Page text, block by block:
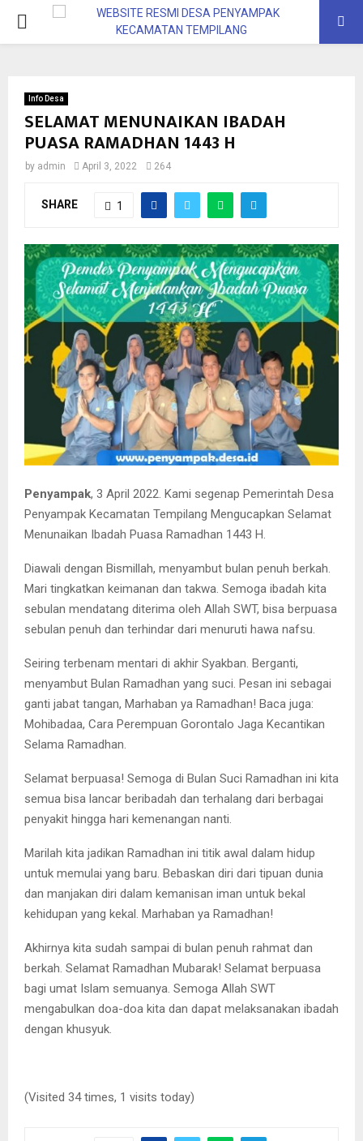
Info Desa
SELAMAT MENUNAIKAN IBADAH
PUASA RAMADHAN 1443 H
by admin April 3, 2022 264
SHARE 1
Penyampak, 3 April 2022. Kami segenap Pemerintah Desa
Penyampak Kecamatan Tempilang Mengucapkan Selamat
Menunaikan Ibadah Puasa Ramadhan 1443 H.
Diawali dengan Bismillah, menyambut bulan penuh berkah.
Mari tingkatkan keimanan dan takwa. Semoga ibadah kita
sebulan mendatang diterima oleh Allah SWT, bisa berpuasa
sebulan penuh dan terhindar dari menuruti hawa nafsu.
Seiring terbenam mentari di akhir Syakban. Berganti,
menyambut Bulan Ramadhan yang suci. Pesan ini sebagai
ganti jabat tangan, Marhaban ya Ramadhan! Baca juga:
Mohibadaa, Cara Perempuan Gorontalo Jaga Kecantikan
Selama Ramadhan.
Selamat berpuasa! Semoga di Bulan Suci Ramadhan ini kita
semua bisa lancar beribadah dan terhalang dari berbagai
penyakit hingga hari kemenangan nanti.
Marilah kita jadikan Ramadhan ini titik awal dalam hidup
untuk memulai yang baru. Bebaskan diri dari tipuan dunia
dan manjakan diri dalam kemanisan iman untuk bekal
kehidupan yang kekal. Marhaban ya Ramadhan!
Akhirnya kita sudah sampai di bulan penuh rahmat dan
berkah. Selamat Ramadhan Mubarak! Selamat berpuasa
bagi umat Islam semuanya. Semoga Allah SWT
mengabulkan doa-doa kita dan dapat melaksanakan ibadah
dengan khusyuk.
(Visited 34 times, 1 visits today)